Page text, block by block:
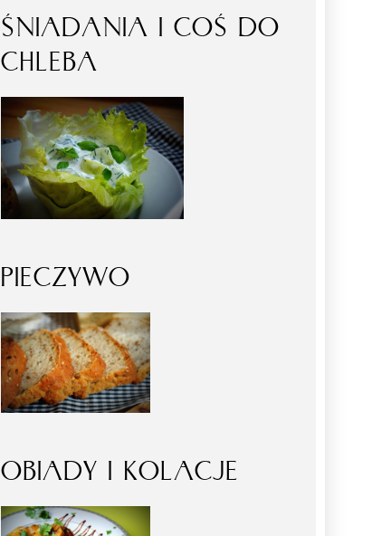
ŚNIADANIA I COŚ DO
CHLEBA
PIECZYWO
OBIADY I KOLACJE